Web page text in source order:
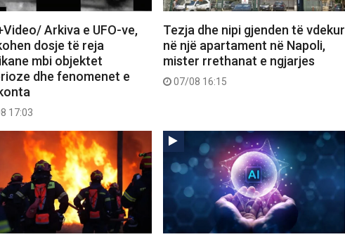
Arkiva e UFO-ve,
dosje të reja
mbi objektet
dhe fenomenet e
17:03
Tezja dhe nipi gjenden të vdekur
në një apartament në Napoli,
mister rrethanat e ngjarjes
07/08 16:15